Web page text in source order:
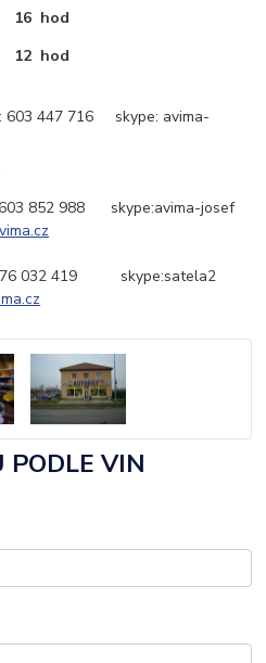
hod
603 447 716 skype: avima-
603 852 988 skype:avima-josef
776 032 419 skype:satela2
VIN